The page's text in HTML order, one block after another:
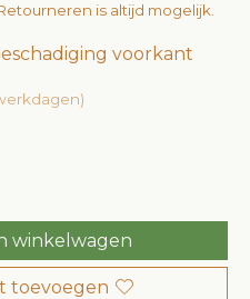
is altijd mogelijk.
voorkant
winkelwagen
toevoegen